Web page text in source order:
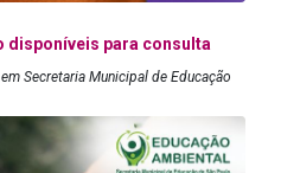
disponíveis para consulta
Secretaria Municipal de Educação